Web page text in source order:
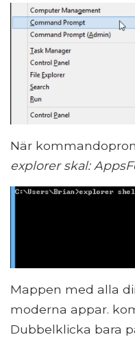
När
explorer skal:
Mappen med alla
moderna appar.
Dubbelklicka bara